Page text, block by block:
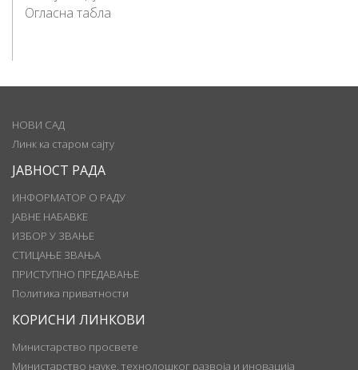
Огласна табла
НОВИ САД
Линк ка старом сајту
ЈАВНОСТ РАДА
ИНФОРМАТОР О РАДУ
ЈАВНЕ НАБАВКЕ
ИЗБОР У ЗВАЊЕ
СТИЦАЊЕ ЗВАЊА
ПРИСТУПНО ПРЕДАВАЊЕ
Политика приватности
КОРИСНИ ЛИНКОВИ
Министарство просвете
Министарство науке, технолошког развоја и иновација